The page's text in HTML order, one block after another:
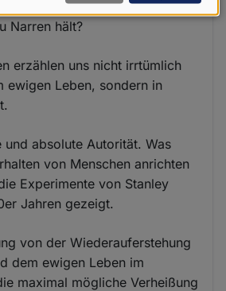
noch nicht klar, dass uns die
Narren hält?
erzählen uns nicht irrtümlich
ewigen Leben, sondern in
absolute Autorität. Was
von Menschen anrichten
Experimente von Stanley
Jahren gezeigt.
von der Wiederauferstehung
dem ewigen Leben im
maximal mögliche Verheißung